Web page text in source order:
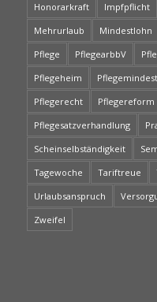
Honorarkraft
Impfpflicht
Mehrurlaub
Mindestlohn
Pflege
PflegearbbV
Pflegeheim
Pflegerecht
Pflegereform
Pflegesatzverhandlung
Scheinselbständigkeit
Tagewoche
Tariftreue
Urlaubsanspruch
Zweifel